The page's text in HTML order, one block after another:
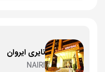
نایری ایروان
NAIRI